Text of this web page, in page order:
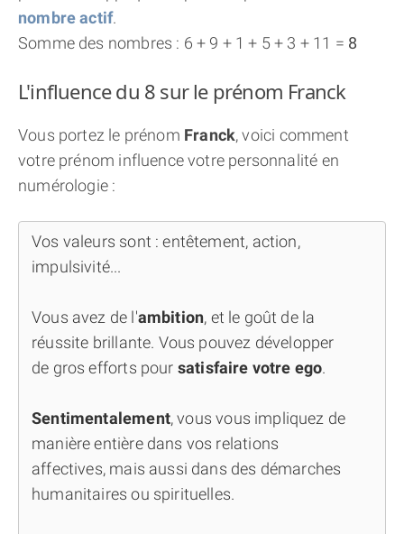
nombre actif.
Somme des nombres : 6 + 9 + 1 + 5 + 3 + 11 = 8
L'influence du 8 sur le prénom Franck
Vous portez le prénom Franck, voici comment
votre prénom influence votre personnalité en
numérologie :
Vos valeurs sont : entêtement, action,
impulsivité...
Vous avez de l'ambition, et le goût de la
réussite brillante. Vous pouvez développer
de gros efforts pour satisfaire votre ego.
Sentimentalement, vous vous impliquez de
manière entière dans vos relations
affectives, mais aussi dans des démarches
humanitaires ou spirituelles.